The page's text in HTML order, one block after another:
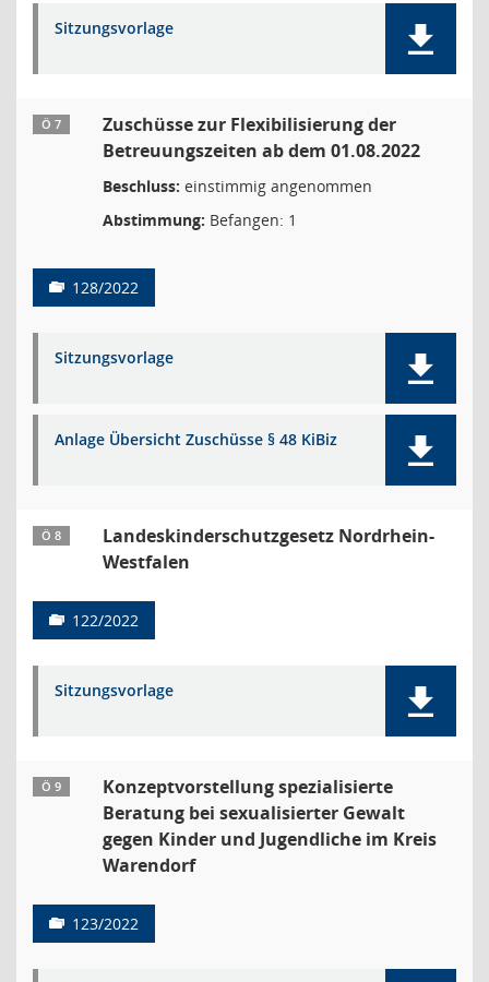
Sitzungsvorlage
Ö 7
Zuschüsse zur Flexibilisierung der
Betreuungszeiten ab dem 01.08.2022
Beschluss: einstimmig angenommen
Abstimmung: Befangen: 1
128/2022
Sitzungsvorlage
Anlage Übersicht Zuschüsse § 48 KiBiz
Ö 8
Landeskinderschutzgesetz Nordrhein-
Westfalen
122/2022
Sitzungsvorlage
Ö 9
Konzeptvorstellung spezialisierte
Beratung bei sexualisierter Gewalt
gegen Kinder und Jugendliche im Kreis
Warendorf
123/2022